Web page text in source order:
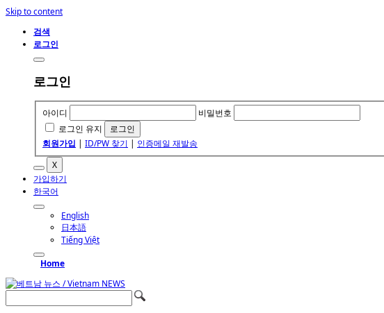
Skip to content
검색
로그인
로그인
아이디
비밀번호
로그인 유지
회원가입 | ID/PW 찾기 | 인증메일 재발송
X
가입하기
한국어
English
日本語
Tiếng Việt
Home